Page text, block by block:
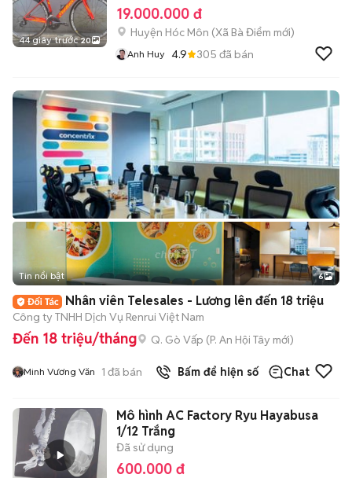
44 giây trước 20
19.000.000 đ
Huyện Hóc Môn (Xã Bà Điểm mới)
Anh Huy 4.9 305 đã bán
+2
Tin nổi bật 6
Nhân viên Telesales - Lương lên đến 18 triệu
Công ty TNHH Dịch Vụ Renrui Việt Nam
Đến 18 triệu/tháng Q. Gò Vấp (P. An Hội Tây mới)
Minh Vương Văn 1 đã bán Bấm để hiện số Chat
Mô hình AC Factory Ryu Hayabusa
1/12 Trắng
Đã sử dụng
600.000 đ